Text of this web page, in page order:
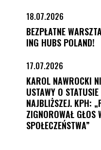
18.07.2026
BEZPŁATNE
ING HUBS POLAND!
17.07.2026
KAROL NAWROCKI
USTAWY O
NAJBLIŻSZEJ. KPH:
ZIGNOROWAŁ GŁOS
SPOŁECZEŃSTWA”